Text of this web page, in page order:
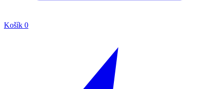
Košík 0